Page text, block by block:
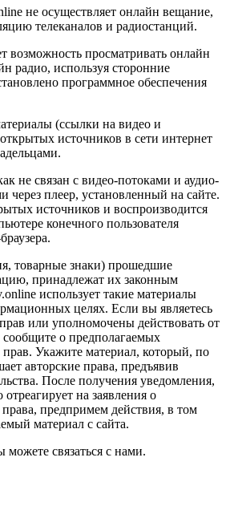
не осуществляет онлайн вещание,
телеканалов и радиостанций.
возможность просматривать онлайн
радио, используя сторонние
программное обеспечения
(ссылки на видео и
источников в сети интернет
не связан с видео-потоками и аудио-
через плеер, установленный на сайте.
источников и воспроизводится
конечного пользователя
товарные знаки) прошедшие
принадлежат их законным
использует такие материалы
целях. Если вы являетесь
или уполномочены действовать от
о предполагаемых
Укажите материал, который, по
авторские права, предъявив
После получения уведомления,
на заявления о
предпримем действия, в том
материал с сайта.
связаться с нами.